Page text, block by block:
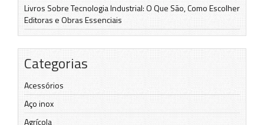
Livros Sobre Tecnologia Industrial: O Que São, Como Escolher
Editoras e Obras Essenciais
Categorias
Acessórios
Aço inox
Agrícola